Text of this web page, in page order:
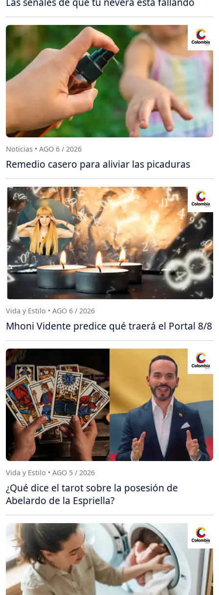
Noticias • AGO 6 / 2026
Remedio casero para aliviar las picaduras
Vida y Estilo • AGO 6 / 2026
Mhoni Vidente predice qué traerá el Portal 8/8
Vida y Estilo • AGO 5 / 2026
¿Qué dice el tarot sobre la posesión de
Abelardo de la Espriella?